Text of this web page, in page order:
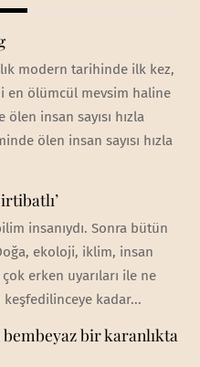
modern tarihinde ilk kez,
en ölümcül mevsim haline
insan sayısı hızla
ölen insan sayısı hızla
insanıydı. Sonra bütün
ekoloji, iklim, insan
erken uyarıları ile ne
kadar...
bir karanlıkta